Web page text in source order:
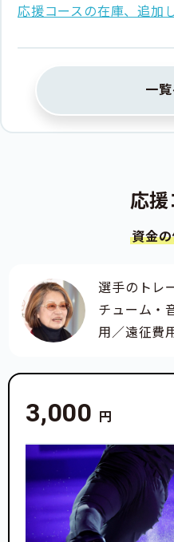
応援コースの在庫、追加
一
応援
資金
選手のトレ
チューム・
用／遠征費
3,000 円